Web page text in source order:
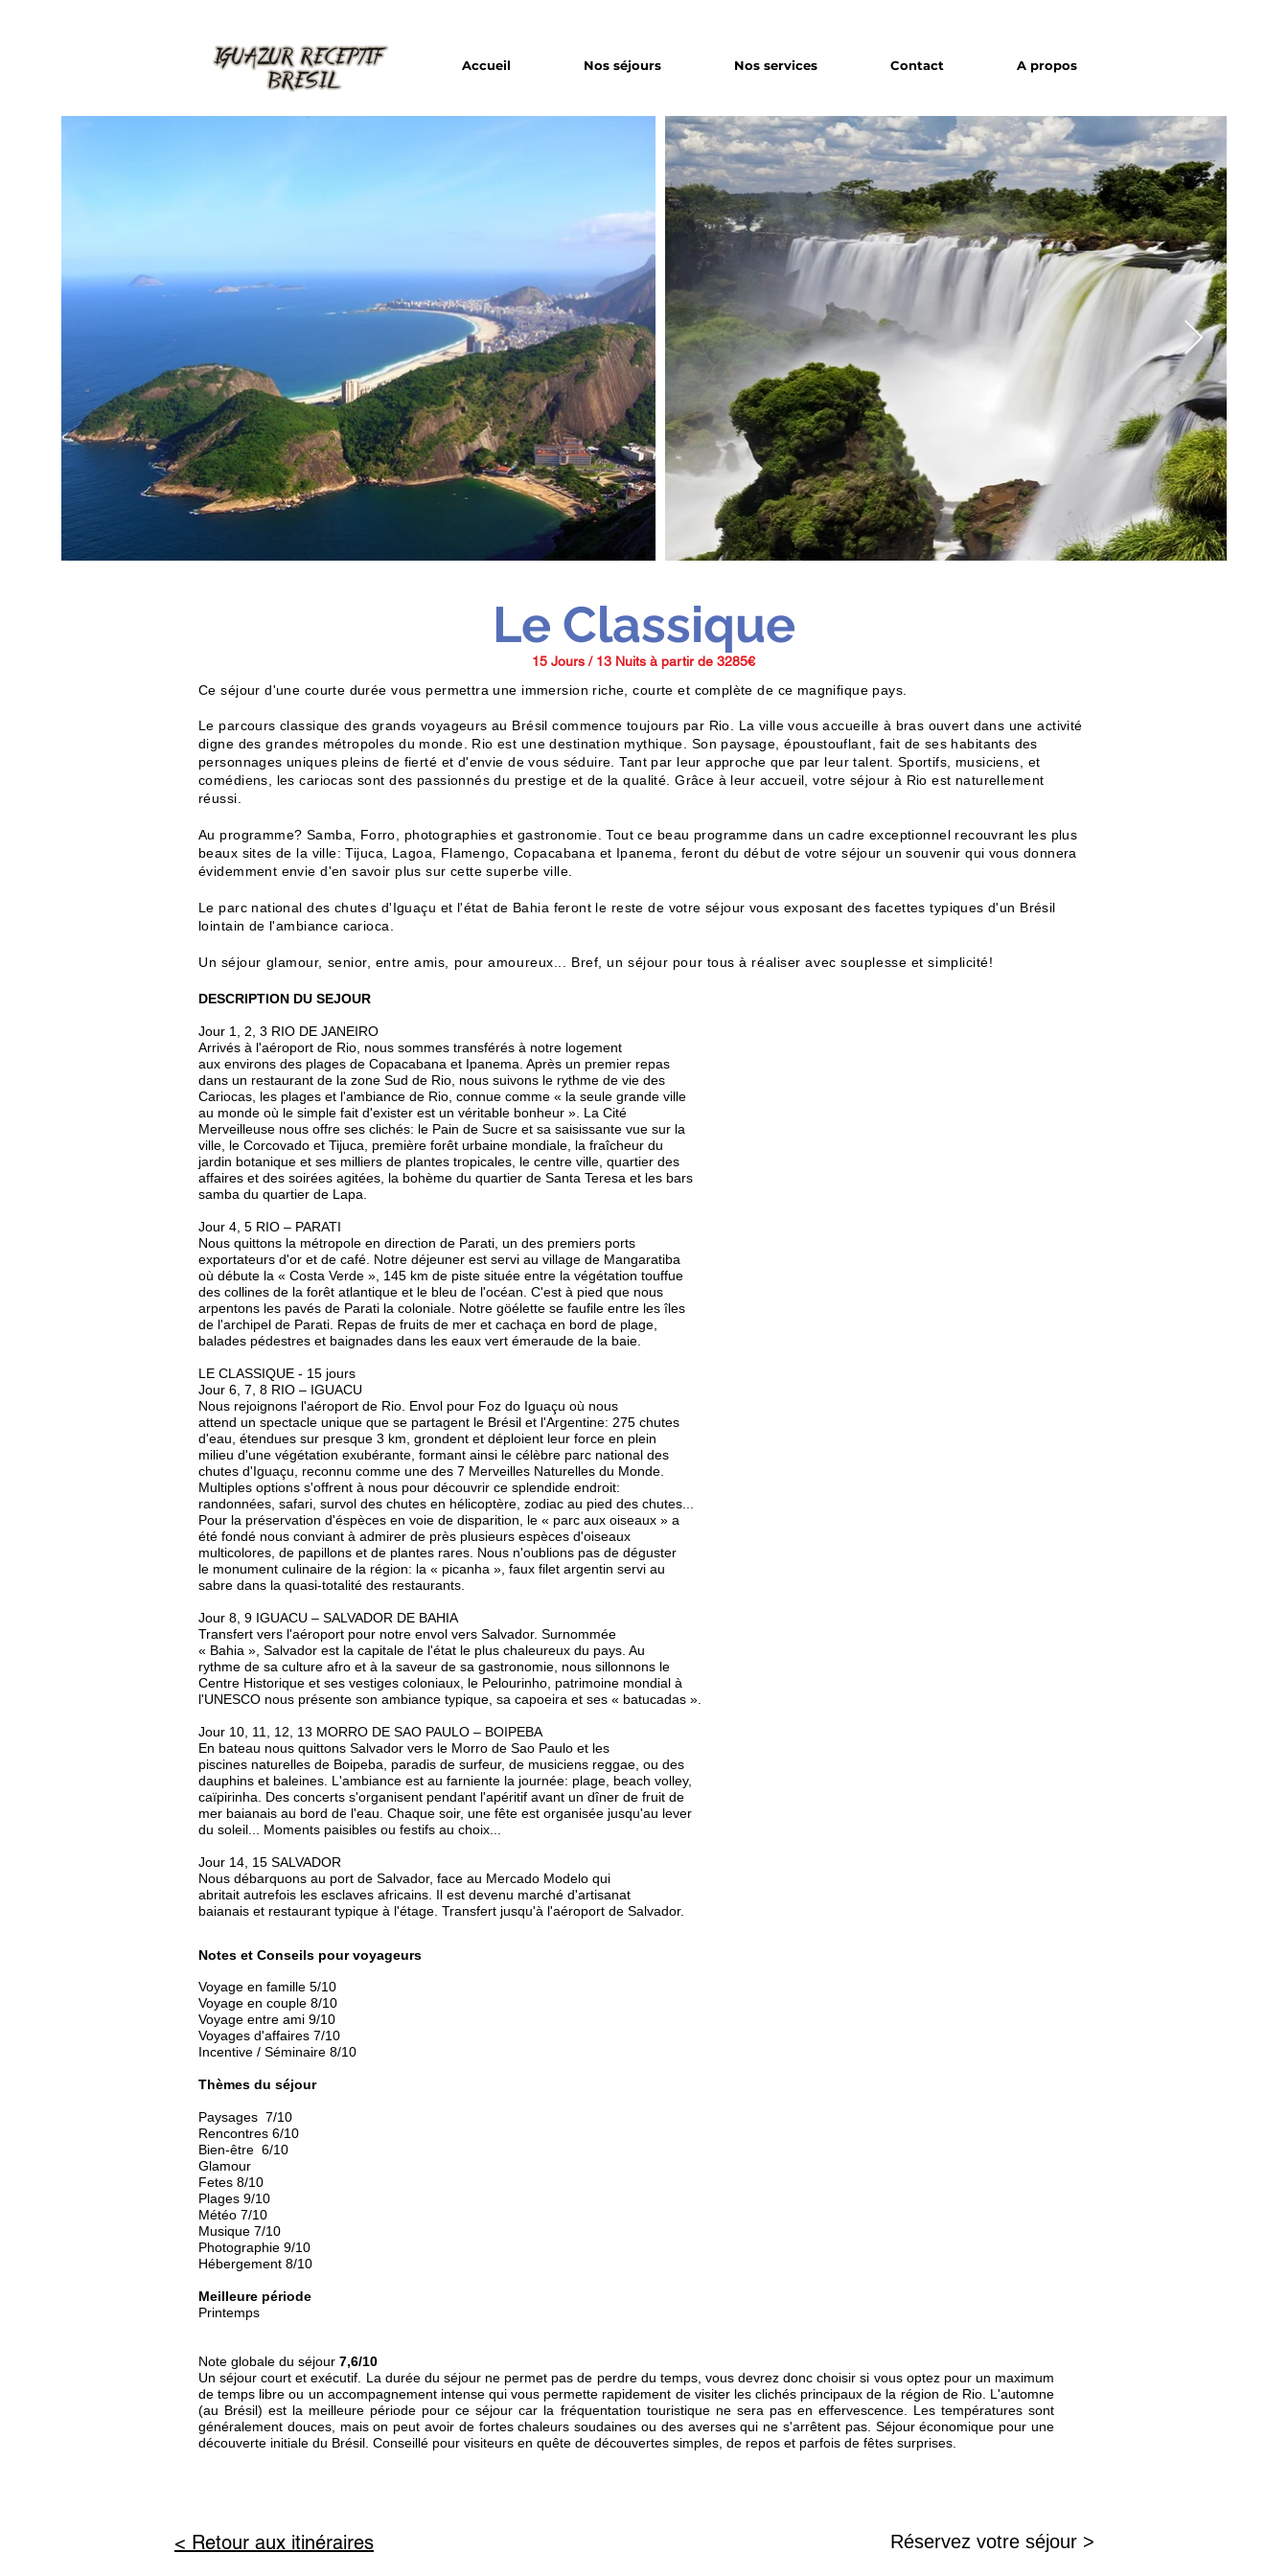
Accueil Nos séjours Nos services Contact A propos
Le Classique
15 Jours / 13 Nuits à partir de 3285€
Ce séjour d'une courte durée vous permettra une immersion riche, courte et complète de ce magnifique pays.
Le parcours classique des grands voyageurs au Brésil commence toujours par Rio. La ville vous accueille à bras ouvert dans une activité
digne des grandes métropoles du monde. Rio est une destination mythique. Son paysage, époustouflant, fait de ses habitants des
personnages uniques pleins de fierté et d'envie de vous séduire. Tant par leur approche que par leur talent. Sportifs, musiciens, et
comédiens, les cariocas sont des passionnés du prestige et de la qualité. Grâce à leur accueil, votre séjour à Rio est naturellement
réussi.
Au programme? Samba, Forro, photographies et gastronomie. Tout ce beau programme dans un cadre exceptionnel recouvrant les plus
beaux sites de la ville: Tijuca, Lagoa, Flamengo, Copacabana et Ipanema, feront du début de votre séjour un souvenir qui vous donnera
évidemment envie d'en savoir plus sur cette superbe ville.
Le parc national des chutes d'Iguaçu et l'état de Bahia feront le reste de votre séjour vous exposant des facettes typiques d'un Brésil
lointain de l'ambiance carioca.
Un séjour glamour, senior, entre amis, pour amoureux... Bref, un séjour pour tous à réaliser avec souplesse et simplicité!
DESCRIPTION DU SEJOUR
Jour 1, 2, 3 RIO DE JANEIRO
Arrivés à l'aéroport de Rio, nous sommes transférés à notre logement
aux environs des plages de Copacabana et Ipanema. Après un premier repas
dans un restaurant de la zone Sud de Rio, nous suivons le rythme de vie des
Cariocas, les plages et l'ambiance de Rio, connue comme « la seule grande ville
au monde où le simple fait d'exister est un véritable bonheur ». La Cité
Merveilleuse nous offre ses clichés: le Pain de Sucre et sa saisissante vue sur la
ville, le Corcovado et Tijuca, première forêt urbaine mondiale, la fraîcheur du
jardin botanique et ses milliers de plantes tropicales, le centre ville, quartier des
affaires et des soirées agitées, la bohème du quartier de Santa Teresa et les bars
samba du quartier de Lapa.
Jour 4, 5 RIO – PARATI
Nous quittons la métropole en direction de Parati, un des premiers ports
exportateurs d'or et de café. Notre déjeuner est servi au village de Mangaratiba
où débute la « Costa Verde », 145 km de piste située entre la végétation touffue
des collines de la forêt atlantique et le bleu de l'océan. C'est à pied que nous
arpentons les pavés de Parati la coloniale. Notre göélette se faufile entre les îles
de l'archipel de Parati. Repas de fruits de mer et cachaça en bord de plage,
balades pédestres et baignades dans les eaux vert émeraude de la baie.
LE CLASSIQUE - 15 jours
Jour 6, 7, 8 RIO – IGUACU
Nous rejoignons l'aéroport de Rio. Envol pour Foz do Iguaçu où nous
attend un spectacle unique que se partagent le Brésil et l'Argentine: 275 chutes
d'eau, étendues sur presque 3 km, grondent et déploient leur force en plein
milieu d'une végétation exubérante, formant ainsi le célèbre parc national des
chutes d'Iguaçu, reconnu comme une des 7 Merveilles Naturelles du Monde.
Multiples options s'offrent à nous pour découvrir ce splendide endroit:
randonnées, safari, survol des chutes en hélicoptère, zodiac au pied des chutes...
Pour la préservation d'éspèces en voie de disparition, le « parc aux oiseaux » a
été fondé nous conviant à admirer de près plusieurs espèces d'oiseaux
multicolores, de papillons et de plantes rares. Nous n'oublions pas de déguster
le monument culinaire de la région: la « picanha », faux filet argentin servi au
sabre dans la quasi-totalité des restaurants.
Jour 8, 9 IGUACU – SALVADOR DE BAHIA
Transfert vers l'aéroport pour notre envol vers Salvador. Surnommée
« Bahia », Salvador est la capitale de l'état le plus chaleureux du pays. Au
rythme de sa culture afro et à la saveur de sa gastronomie, nous sillonnons le
Centre Historique et ses vestiges coloniaux, le Pelourinho, patrimoine mondial à
l'UNESCO nous présente son ambiance typique, sa capoeira et ses « batucadas ».
Jour 10, 11, 12, 13 MORRO DE SAO PAULO – BOIPEBA
En bateau nous quittons Salvador vers le Morro de Sao Paulo et les
piscines naturelles de Boipeba, paradis de surfeur, de musiciens reggae, ou des
dauphins et baleines. L'ambiance est au farniente la journée: plage, beach volley,
caïpirinha. Des concerts s'organisent pendant l'apéritif avant un dîner de fruit de
mer baianais au bord de l'eau. Chaque soir, une fête est organisée jusqu'au lever
du soleil... Moments paisibles ou festifs au choix...
Jour 14, 15 SALVADOR
Nous débarquons au port de Salvador, face au Mercado Modelo qui
abritait autrefois les esclaves africains. Il est devenu marché d'artisanat
baianais et restaurant typique à l'étage. Transfert jusqu'à l'aéroport de Salvador.
Notes et Conseils pour voyageurs
Voyage en famille 5/10
Voyage en couple 8/10
Voyage entre ami 9/10
Voyages d'affaires 7/10
Incentive / Séminaire 8/10
Thèmes du séjour
Paysages 7/10
Rencontres 6/10
Bien-être 6/10
Glamour
Fetes 8/10
Plages 9/10
Météo 7/10
Musique 7/10
Photographie 9/10
Hébergement 8/10
Meilleure période
Printemps
Note globale du séjour 7,6/10
Un séjour court et exécutif. La durée du séjour ne permet pas de perdre du temps, vous devrez donc choisir si vous optez pour un maximum
de temps libre ou un accompagnement intense qui vous permette rapidement de visiter les clichés principaux de la région de Rio. L'automne
(au Brésil) est la meilleure période pour ce séjour car la fréquentation touristique ne sera pas en effervescence. Les températures sont
généralement douces, mais on peut avoir de fortes chaleurs soudaines ou des averses qui ne s'arrêtent pas. Séjour économique pour une
découverte initiale du Brésil. Conseillé pour visiteurs en quête de découvertes simples, de repos et parfois de fêtes surprises.
< Retour aux itinéraires Réservez votre séjour >